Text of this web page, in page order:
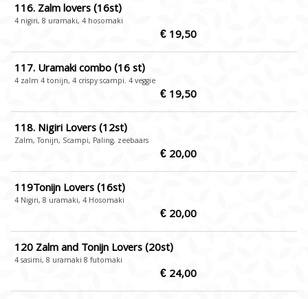
116. Zalm lovers (16st)
4 nigiri, 8 uramaki, 4 hosomaki
€ 19,50
117. Uramaki combo (16 st)
4 zalm 4 tonijn, 4 crispy scampi. 4 veggie
€ 19,50
118. Nigiri Lovers (12st)
Zalm, Tonijn, Scampi, Paling, zeebaars
€ 20,00
119Tonijn Lovers (16st)
4 Nigiri, 8 uramaki, 4 Hosomaki
€ 20,00
120 Zalm and Tonijn Lovers (20st)
4 sasimi, 8 uramaki 8 futomaki
€ 24,00